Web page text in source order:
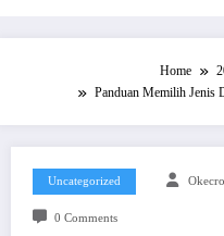
Home
Panduan Memilih Jenis
Uncategorized
0 Comments